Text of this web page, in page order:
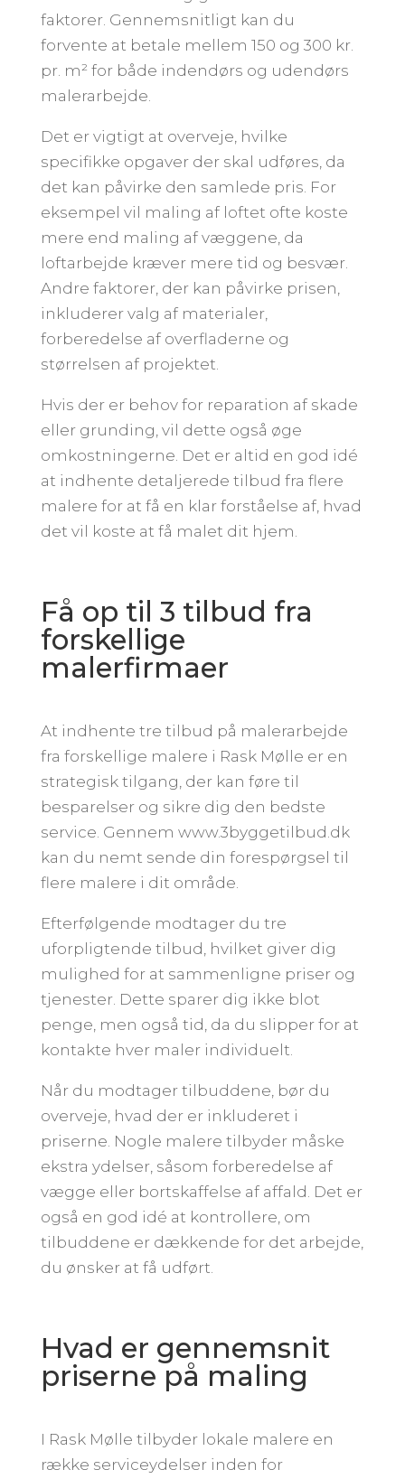
faktorer. Gennemsnitligt kan du
forvente at betale mellem 150 og 300 kr.
pr. m² for både indendørs og udendørs
malerarbejde.
Det er vigtigt at overveje, hvilke
specifikke opgaver der skal udføres, da
det kan påvirke den samlede pris. For
eksempel vil maling af loftet ofte koste
mere end maling af væggene, da
loftarbejde kræver mere tid og besvær.
Andre faktorer, der kan påvirke prisen,
inkluderer valg af materialer,
forberedelse af overfladerne og
størrelsen af projektet.
Hvis der er behov for reparation af skade
eller grunding, vil dette også øge
omkostningerne. Det er altid en god idé
at indhente detaljerede tilbud fra flere
malere for at få en klar forståelse af, hvad
det vil koste at få malet dit hjem.
Få op til 3 tilbud fra
forskellige
malerfirmaer
At indhente tre tilbud på malerarbejde
fra forskellige malere i Rask Mølle er en
strategisk tilgang, der kan føre til
besparelser og sikre dig den bedste
service. Gennem www.3byggetilbud.dk
kan du nemt sende din forespørgsel til
flere malere i dit område.
Efterfølgende modtager du tre
uforpligtende tilbud, hvilket giver dig
mulighed for at sammenligne priser og
tjenester. Dette sparer dig ikke blot
penge, men også tid, da du slipper for at
kontakte hver maler individuelt.
Når du modtager tilbuddene, bør du
overveje, hvad der er inkluderet i
priserne. Nogle malere tilbyder måske
ekstra ydelser, såsom forberedelse af
vægge eller bortskaffelse af affald. Det er
også en god idé at kontrollere, om
tilbuddene er dækkende for det arbejde,
du ønsker at få udført.
Hvad er gennemsnit
priserne på maling
I Rask Mølle tilbyder lokale malere en
række serviceydelser inden for